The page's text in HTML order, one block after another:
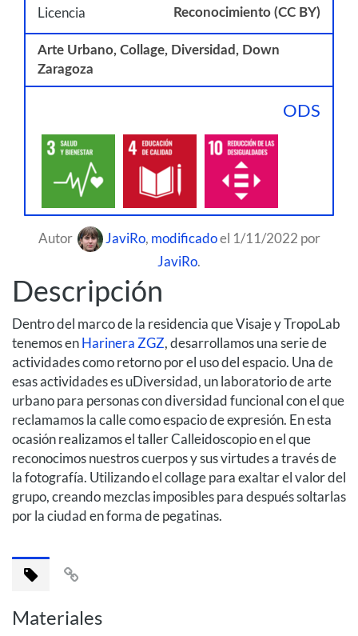
Licencia Reconocimiento (CC BY)
Arte Urbano, Collage, Diversidad, Down
Zaragoza
ODS
Autor JaviRo, modificadoel 1/11/2022 por
JaviRo.
Descripción
Dentro del marco de la residencia que Visaje y TropoLab
tenemos enHarinera ZGZ, desarrollamos una serie de
actividades como retorno por el uso del espacio. Una de
esas actividades es uDiversidad, un laboratorio de arte
urbano para personas con diversidad funcional con el que
reclamamos la calle como espacio de expresión. En esta
ocasión realizamos el taller Calleidoscopio en el que
reconocimos nuestros cuerpos y sus virtudes a través de
la fotografía. Utilizando el collage para exaltar el valor del
grupo, creando mezclas imposibles para después soltarlas
por la ciudad en forma de pegatinas.
Materiales